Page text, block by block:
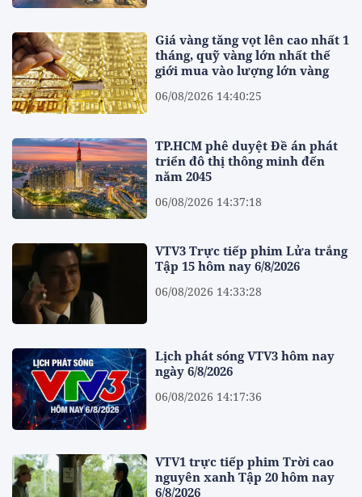
Giá vàng tăng vọt lên cao nhất 1
tháng, quỹ vàng lớn nhất thế
giới mua vào lượng lớn vàng
06/08/2026 14:40:25
TP.HCM phê duyệt Đề án phát
triển đô thị thông minh đến
năm 2045
06/08/2026 14:37:18
VTV3 Trực tiếp phim Lửa trắng
Tập 15 hôm nay 6/8/2026
06/08/2026 14:33:28
Lịch phát sóng VTV3 hôm nay
ngày 6/8/2026
06/08/2026 14:17:36
VTV1 trực tiếp phim Trời cao
nguyên xanh Tập 20 hôm nay
6/8/2026